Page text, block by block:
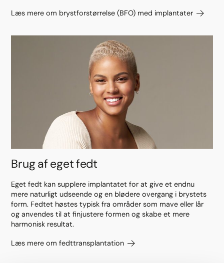
Læs mere om brystforstørrelse (BFO) med implantater
Brug af eget fedt
Eget fedt kan supplere implantatet for at give et endnu
mere naturligt udseende og en blødere overgang i brystets
form. Fedtet høstes typisk fra områder som mave eller lår
og anvendes til at finjustere formen og skabe et mere
harmonisk resultat.
Læs mere om fedttransplantation